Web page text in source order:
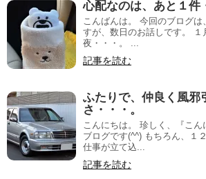
心配なのは、あと１件
こんばんは。 今回のブログは
すが、数日のお話しです。 １
夜・・・。 ...
記事を読む
ふたりで、仲良く風邪
さ・・・。
こんにちは。 珍しく、『こ
ブログです(^^) もちろん、１
仕事が立て込...
記事を読む